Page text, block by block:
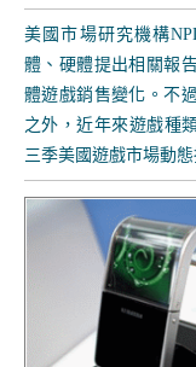
美國市場研究機構
體、硬體提出相關報
體遊戲銷售變化。不
之外，近年來遊戲種
三季美國遊戲市場動